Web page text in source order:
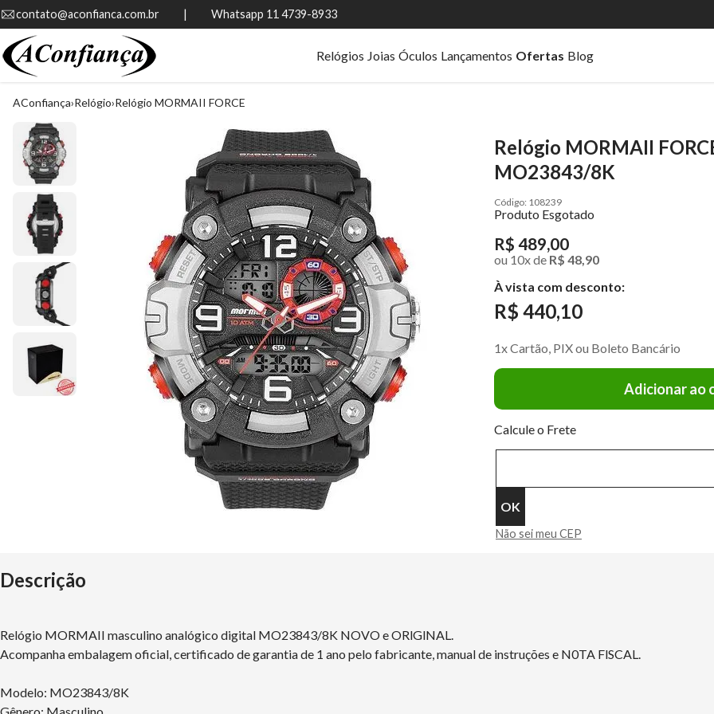
contato@aconfianca.com.br          |          Whatsapp 11 4739-8933
Relógios Joias Óculos Lançamentos Ofertas Blog
AConfiança Relógio Relógio MORMAII FORCE
Relógio MORMAII
MO23843/8K
108239
Produto Esgotado
R$ 489,00
ou 10xde R$ 48,90
À vista com desconto:
R$ 440,10
1x Cartão, PIX ou Boleto Bancário
Adicionar ao
Calcule o Frete
Não sei meu CEP
Descrição
Relógio MORMAII masculino analógico digital MO23843/8K NOVO e ORlGlNAL.
Acompanha embalagem oficial, certificado de garantia de 1 ano pelo fabricante, manual de instruções e N0TA FlSCAL.
Modelo: MO23843/8K